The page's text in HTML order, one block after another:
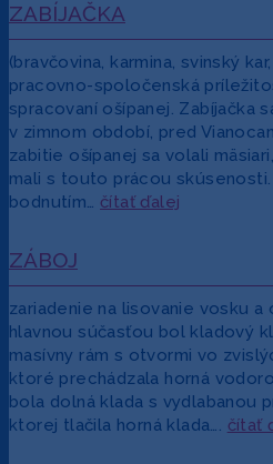
ZABÍJAČKA
(bravčovina, karmina, svinský
pracovno-spoločenská
spracovaní ošípanej. Zabíjačka
v zimnom období, pred
zabitie ošípanej sa volali
mali s touto prácou
bodnutím… čítať ďalej
ZÁBOJ
zariadenie na lisovanie vosku a
hlavnou súčasťou bol kladový
masívny rám s otvormi vo
ktoré prechádzala horná
bola dolná klada s vydlabanou
ktorej tlačila horná klada…. čítať